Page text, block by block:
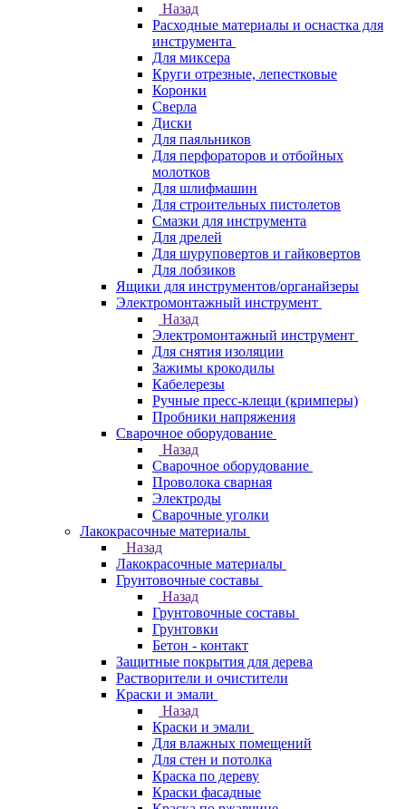
Назад
Расходные материалы и оснастка для
инструмента
Для миксера
Круги отрезные, лепестковые
Коронки
Сверла
Диски
Для паяльников
Для перфораторов и отбойных
молотков
Для шлифмашин
Для строительных пистолетов
Смазки для инструмента
Для дрелей
Для шуруповертов и гайковертов
Для лобзиков
Ящики для инструментов/органайзеры
Электромонтажный инструмент
Назад
Электромонтажный инструмент
Для снятия изоляции
Зажимы крокодилы
Кабелерезы
Ручные пресс-клещи (кримперы)
Пробники напряжения
Сварочное оборудование
Назад
Сварочное оборудование
Проволока сварная
Электроды
Сварочные уголки
Лакокрасочные материалы
Назад
Лакокрасочные материалы
Грунтовочные составы
Назад
Грунтовочные составы
Грунтовки
Бетон - контакт
Защитные покрытия для дерева
Растворители и очистители
Краски и эмали
Назад
Краски и эмали
Для влажных помещений
Для стен и потолка
Краска по дереву
Краски фасадные